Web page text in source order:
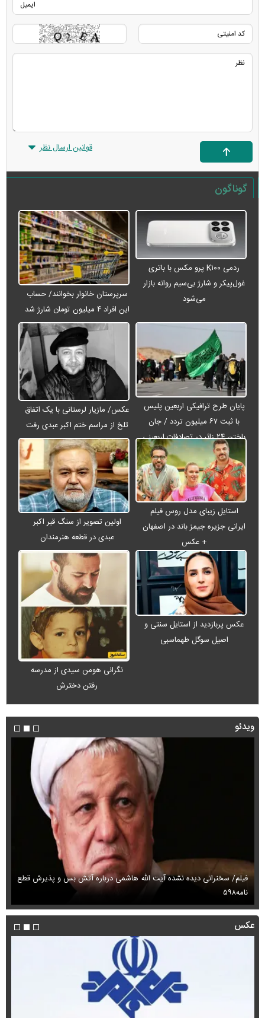
قوانین ارسال نظر
گوناگون
ردمی K۱۰۰ پرو مکس با باتری
غول‌پیکر و شارژ بی‌سیم روانه بازار
می‌شود
سرپرستان خانوار بخوانند/ حساب
این افراد ۴ میلیون تومان شارژ شد
پایان طرح ترافیکی اربعین پلیس
با ثبت ۶۷ میلیون تردد / جان
باختن ۲۴ زائر در تصادفات اربعینی
عکس/ مازیار لرستانی با یک اتفاق
تلخ از مراسم ختم اکبر عبدی رفت
استایل زیبای مدل روس فیلم
ایرانی جزیره جیمز باند در اصفهان
+ عکس
اولین تصویر از سنگ قبر اکبر
عبدی در قطعه هنرمندان
عکس پربازدید از استایل سنتی و
اصیل سوگل طهماسبی
نگرانی هومن سیدی از مدرسه
رفتن دخترش
ویدئو
فیلم/ سخنرانی دیده نشده آیت الله هاشمی درباره آتش بس و پذیرش قطع
نامه۵۹۸
عکس